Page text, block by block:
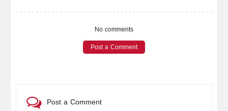
No comments
Post a Comment
Post a Comment